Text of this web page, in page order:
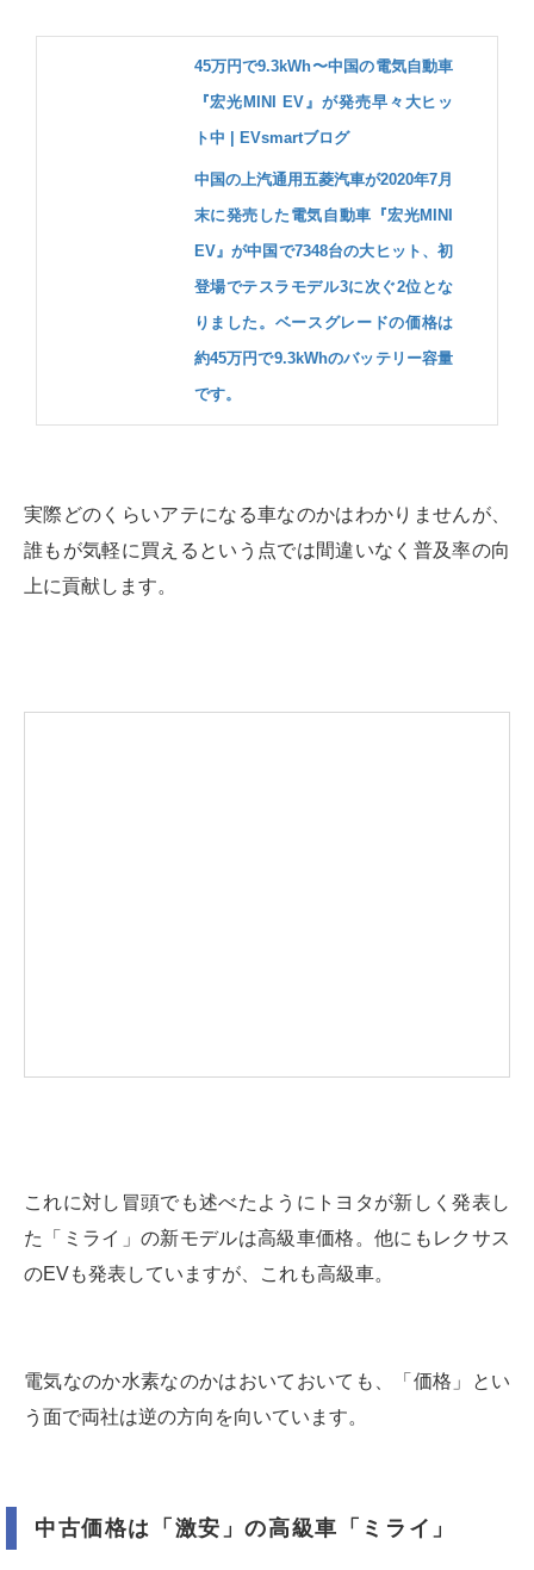
45万円で9.3kWh〜中国の電気自動車
『宏光MINI EV』が発売早々大ヒッ
ト中 | EVsmartブログ
中国の上汽通用五菱汽車が2020年7月
末に発売した電気自動車『宏光MINI
EV』が中国で7348台の大ヒット、初
登場でテスラモデル3に次ぐ2位とな
りました。ベースグレードの価格は
約45万円で9.3kWhのバッテリー容量
です。
実際どのくらいアテになる車なのかはわかりませんが、
誰もが気軽に買えるという点では間違いなく普及率の向
上に貢献します。
これに対し冒頭でも述べたようにトヨタが新しく発表し
た「ミライ」の新モデルは高級車価格。他にもレクサス
のEVも発表していますが、これも高級車。
電気なのか水素なのかはおいておいても、「価格」とい
う面で両社は逆の方向を向いています。
中古価格は「激安」の高級車「ミライ」